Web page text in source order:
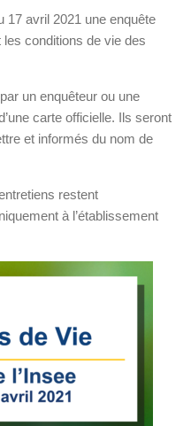
17 avril 2021 une enquête
conditions de vie des
un enquêteur ou une
carte officielle. Ils seront
et informés du nom de
restent
à l’établissement